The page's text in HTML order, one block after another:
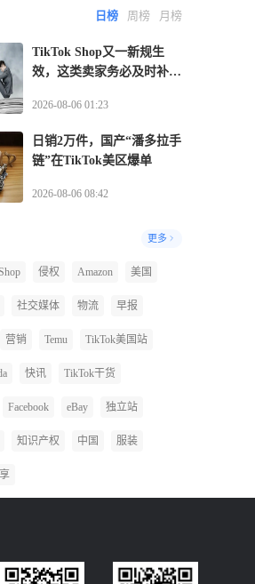
验卖家与主播身份日榜 周榜 月榜
TikTok Shop又一新规生
效，这类卖家务必及时补齐
2026-08-06 01:23
日销2万件，国产“潘多拉手
链”在TikTok美区爆单
2026-08-06 08:42
更多
侵权 Amazon 美国
社交媒体 物流 早报
营销 Temu TikTok美国站
快讯 TikTok干货
Facebook eBay 独立站
知识产权 中国 服装